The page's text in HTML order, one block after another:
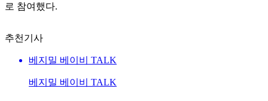
로 참여했다.
추천기사
베지밀 베이비 TALK
베지밀 베이비 TALK